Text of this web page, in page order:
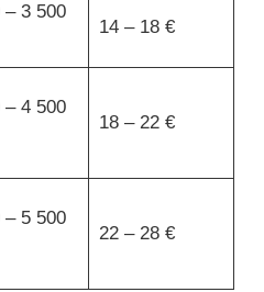
– 3 500
14 – 18 €
– 4 500
18 – 22 €
– 5 500
22 – 28 €